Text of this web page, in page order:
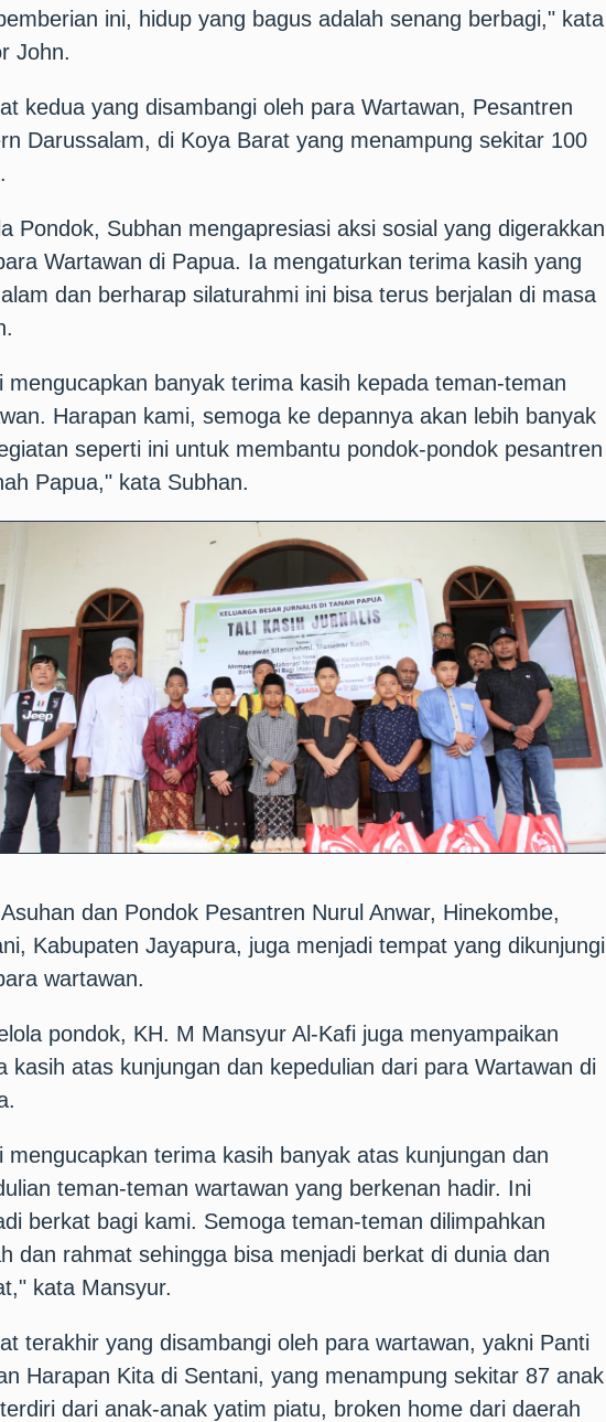
ini, hidup yang bagus adalah senang berbagi," kata
John.
kedua yang disambangi oleh para Wartawan, Pesantren
Darussalam, di Koya Barat yang menampung sekitar 100
Pondok, Subhan mengapresiasi aksi sosial yang digerakkan
Wartawan di Papua. Ia mengaturkan terima kasih yang
dan berharap silaturahmi ini bisa terus berjalan di masa
mengucapkan banyak terima kasih kepada teman-teman
Harapan kami, semoga ke depannya akan lebih banyak
seperti ini untuk membantu pondok-pondok pesantren
Papua," kata Subhan.
dan Pondok Pesantren Nurul Anwar, Hinekombe,
Kabupaten Jayapura, juga menjadi tempat yang dikunjungi
wartawan.
pondok, KH. M Mansyur Al-Kafi juga menyampaikan
kasih atas kunjungan dan kepedulian dari para Wartawan di
mengucapkan terima kasih banyak atas kunjungan dan
teman-teman wartawan yang berkenan hadir. Ini
berkat bagi kami. Semoga teman-teman dilimpahkan
dan rahmat sehingga bisa menjadi berkat di dunia dan
kata Mansyur.
terakhir yang disambangi oleh para wartawan, yakni Panti
Harapan Kita di Sentani, yang menampung sekitar 87 anak
dari anak-anak yatim piatu, broken home dari daerah